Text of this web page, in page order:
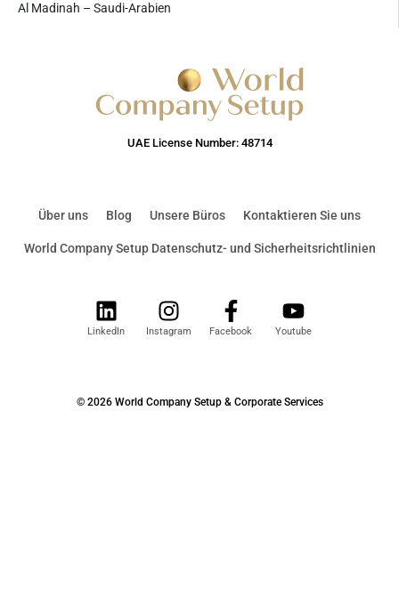
Al Madinah – Saudi-Arabien
UAE License Number: 48714
Über uns Blog Unsere Büros Kontaktieren Sie uns
World Company Setup Datenschutz- und Sicherheitsrichtlinien
LinkedIn Instagram Facebook Youtube
© 2026 World Company Setup & Corporate Services